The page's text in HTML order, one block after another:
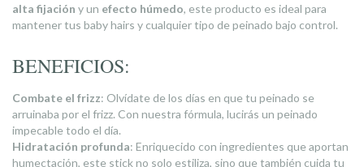
alta fijación y un efecto húmedo, este producto es ideal para
mantener tus baby hairs y cualquier tipo de peinado bajo control.
BENEFICIOS:
Combate el frizz: Olvídate de los días en que tu peinado se
arruinaba por el frizz. Con nuestra fórmula, lucirás un peinado
impecable todo el día.
Hidratación profunda: Enriquecido con ingredientes que aportan
humectación, este stick no solo estiliza, sino que también cuida tu